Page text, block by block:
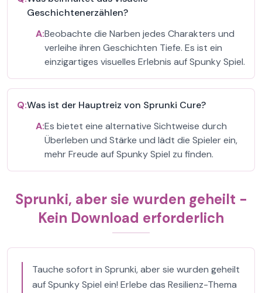
Geschichtenerzählen?
A:Beobachte die Narben jedes Charakters und
verleihe ihren Geschichten Tiefe. Es ist ein
einzigartiges visuelles Erlebnis auf Spunky Spiel.
Q:Was ist der Hauptreiz von Sprunki Cure?
A:Es bietet eine alternative Sichtweise durch
Überleben und Stärke und lädt die Spieler ein,
mehr Freude auf Spunky Spiel zu finden.
Sprunki, aber sie wurden geheilt -
Kein Download erforderlich
Tauche sofort in Sprunki, aber sie wurden geheilt
auf Spunky Spiel ein! Erlebe das Resilienz-Thema